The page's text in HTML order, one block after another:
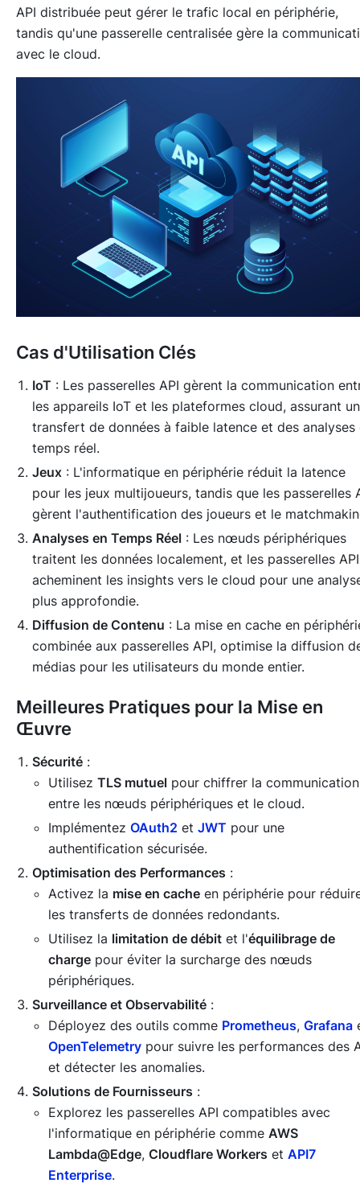
API distribuée peut gérer le trafic local en périphérie,
tandis qu'une passerelle centralisée gère la
avec le cloud.
Cas d'Utilisation Clés
IoT : Les passerelles API gèrent la communication
les appareils IoT et les plateformes cloud, assurant un
transfert de données à faible latence et des analyses
temps réel.
Jeux : L'informatique en périphérie réduit la latence
pour les jeux multijoueurs, tandis que les passerelles
gèrent l'authentification des joueurs et le
Analyses en Temps Réel : Les nœuds périphériques
traitent les données localement, et les passerelles API
acheminent les insights vers le cloud pour une
plus approfondie.
Diffusion de Contenu : La mise en cache en
combinée aux passerelles API, optimise la diffusion
médias pour les utilisateurs du monde entier.
Meilleures Pratiques pour la Mise en
Œuvre
Sécurité :
Utilisez TLS mutuel pour chiffrer la communication
entre les nœuds périphériques et le cloud.
Implémentez OAuth2 et JWT pour une
authentification sécurisée.
Optimisation des Performances :
Activez la mise en cache en périphérie pour
les transferts de données redondants.
Utilisez la limitation de débit et l'équilibrage de
charge pour éviter la surcharge des nœuds
périphériques.
Surveillance et Observabilité :
Déployez des outils comme Prometheus, Grafana
OpenTelemetry pour suivre les performances des
et détecter les anomalies.
Solutions de Fournisseurs :
Explorez les passerelles API compatibles avec
l'informatique en périphérie comme AWS
Lambda@Edge, Cloudflare Workers et API7
Enterprise.